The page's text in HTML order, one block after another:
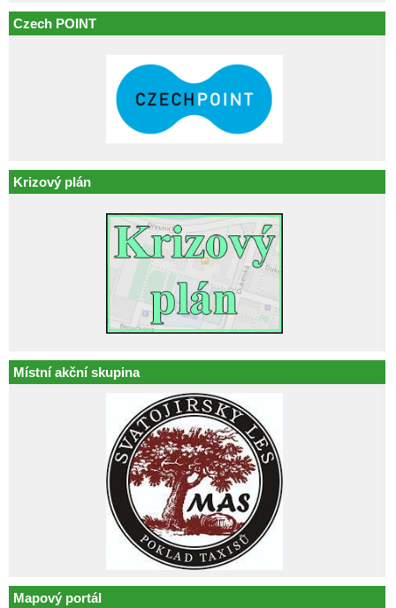
Czech POINT
Krizový plán
Místní akční skupina
Mapový portál